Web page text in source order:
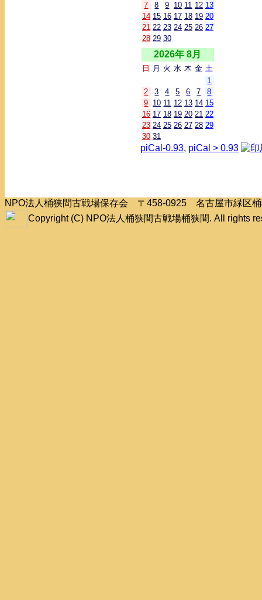
7
8 9 10 11 12 13
14 15 16 17 18 19 20
21 22 23 24 25 26 27
28 29 30
2026年 8月
日 月 火 水 木 金 土
1
2
3 4 5 6 7
8
9 10 11 12 13 14 15
16 17 18 19 20 21 22
23 24 25 26 27 28 29
30 31
piCal-0.93, piCal > 0.93
NPO法人桶狭間古戦場保存会 〒458-0925 名古屋市緑区
Copyright (C) NPO法人桶狭間古戦場桶狭間. All rights